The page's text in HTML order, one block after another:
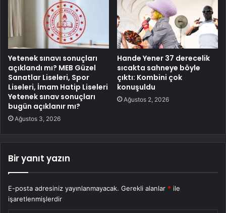
Yetenek sınavı sonuçları
açıklandı mı? MEB Güzel
Sanatlar Liseleri, Spor
Liseleri, İmam Hatip Liseleri
Yetenek sınav sonuçları
bugün açıklanır mı?
Ağustos 3, 2026
Hande Yener 37 derecelik
sıcakta sahneye böyle
çıktı: Kombini çok
konuşuldu
Ağustos 2, 2026
Bir yanıt yazın
E-posta adresiniz yayınlanmayacak. Gerekli alanlar * ile
işaretlenmişlerdir